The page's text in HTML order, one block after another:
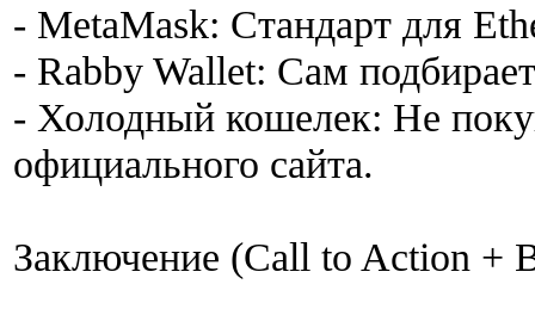
- MetaMask: Стандарт для
- Rabby Wallet: Сам
- Холодный кошелек: Не
официального сайта.
Заключение (Call to Action +